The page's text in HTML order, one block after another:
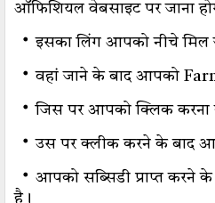
ऑफिशियल वेबसाइट पर जाना
・इसका लिंग आपको नीचे मिल
・वहां जाने के बाद आपको
・जिस पर आपको क्लिक करना
・उस पर क्लीक करने के बाद
・ आपको सब्सिडी प्राप्त करने
है।